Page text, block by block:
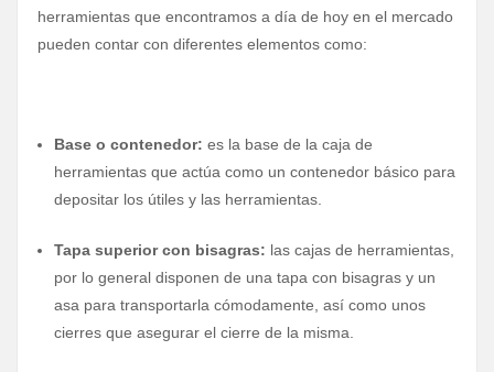
herramientas que encontramos a día de hoy en el mercado
pueden contar con diferentes elementos como:
Base o contenedor: es la base de la caja de
herramientas que actúa como un contenedor básico para
depositar los útiles y las herramientas.
Tapa superior con bisagras: las cajas de herramientas,
por lo general disponen de una tapa con bisagras y un
asa para transportarla cómodamente, así como unos
cierres que asegurar el cierre de la misma.